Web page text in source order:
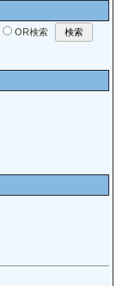
OR検索